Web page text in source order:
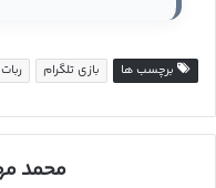
برچسب ها بازی تلگرام
محمد